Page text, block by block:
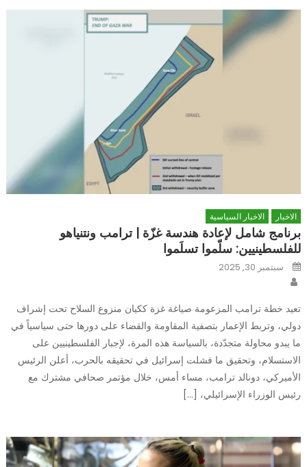
الاخبار الاخبار السياسية
برنامج شامل لإعادة هندسة غزّة | ترامب ونتنياهو
للفلسطينيين: سلّموا تسلَموا
Posted
onسبتمبر 30, 2025
تعيد خطة ترامب المزعومة صياغة غزة ككيان منزوع السلاح تحت إشراف
دولي، وتربط الإعمار بتصفية المقاومة والقضاء على دورها حتى سياسياً في
ما يبدو محاولة متجدّدة، بالسياسة هذه المرة، لإجبار الفلسطينيين على
الاستسلام، وتحقيق ما فشلت إسرائيل في تحقيقه بالحرب، أعلن الرئيس
الأميركي، دونالد ترامب، مساء أمس، خلال مؤتمر صحافي مشترك مع
رئيس الوزراء الإسرائيلي، […]